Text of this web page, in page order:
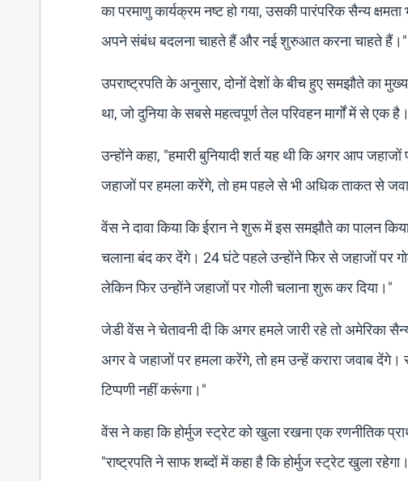
का परमाणु कार्यक्रम नष्ट हो गया, उसकी पारंपरिक सैन्य
अपने संबंध बदलना चाहते हैं और नई शुरुआत करना चाहते हैं।"
उपराष्ट्रपति के अनुसार, दोनों देशों के बीच हुए समझौते का
था, जो दुनिया के सबसे महत्वपूर्ण तेल परिवहन मार्गों में से एक है।
उन्होंने कहा, "हमारी बुनियादी शर्त यह थी कि अगर आप
जहाजों पर हमला करेंगे, तो हम पहले से भी अधिक ताकत से
वेंस ने दावा किया कि ईरान ने शुरू में इस समझौते का पालन
चलाना बंद कर देंगे। 24 घंटे पहले उन्होंने फिर से जहाजों पर
लेकिन फिर उन्होंने जहाजों पर गोली चलाना शुरू कर दिया।"
जेडी वेंस ने चेतावनी दी कि अगर हमले जारी रहे तो अमेरिका
अगर वे जहाजों पर हमला करेंगे, तो हम उन्हें करारा जवाब देंगे।
टिप्पणी नहीं करूंगा।"
वेंस ने कहा कि होर्मुज स्ट्रेट को खुला रखना एक रणनीतिक
"राष्ट्रपति ने साफ शब्दों में कहा है कि होर्मुज स्ट्रेट खुला